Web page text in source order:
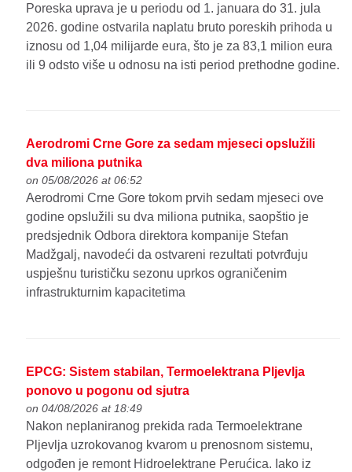
Poreska uprava je u periodu od 1. januara do 31. jula
2026. godine ostvarila naplatu bruto poreskih prihoda u
iznosu od 1,04 milijarde eura, što je za 83,1 milion eura
ili 9 odsto više u odnosu na isti period prethodne godine.
Aerodromi Crne Gore za sedam mjeseci opslužili
dva miliona putnika
on 05/08/2026 at 06:52
Aerodromi Crne Gore tokom prvih sedam mjeseci ove
godine opslužili su dva miliona putnika, saopštio je
predsjednik Odbora direktora kompanije Stefan
Madžgalj, navodeći da ostvareni rezultati potvrđuju
uspješnu turističku sezonu uprkos ograničenim
infrastrukturnim kapacitetima
EPCG: Sistem stabilan, Termoelektrana Pljevlja
ponovo u pogonu od sjutra
on 04/08/2026 at 18:49
Nakon neplaniranog prekida rada Termoelektrane
Pljevlja uzrokovanog kvarom u prenosnom sistemu,
odgođen je remont Hidroelektrane Perućica. Iako iz